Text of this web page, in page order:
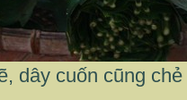
dây cuốn cũng